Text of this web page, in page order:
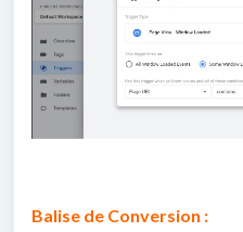
Balise de Conversion :